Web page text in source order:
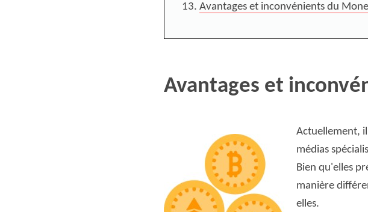
Avantages et inconvénients du
Avantages et
Actuellement,
médias
Bien qu'elles
manière
elles.